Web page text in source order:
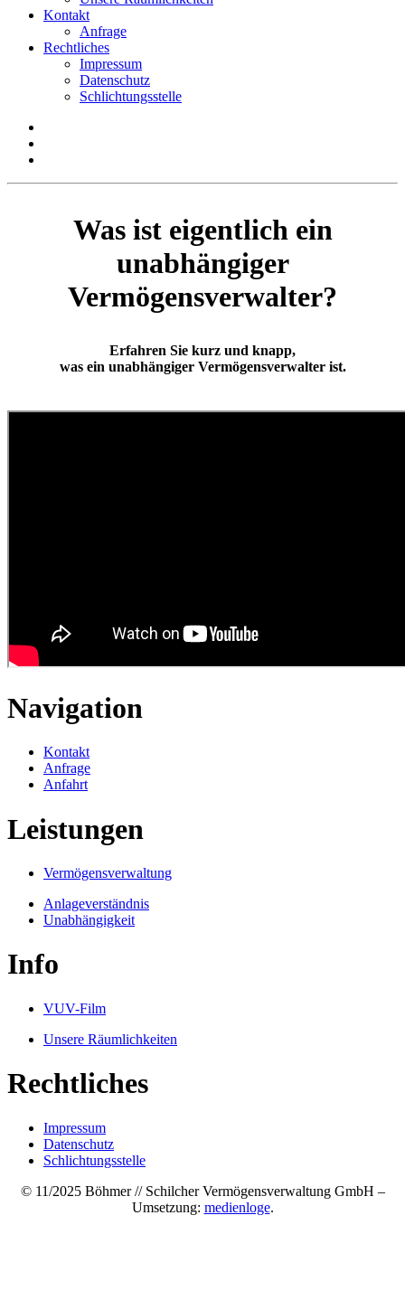
Kontakt
Anfrage
Rechtliches
Impressum
Datenschutz
Schlichtungsstelle
Was ist eigentlich ein
unabhängiger
Vermögensverwalter?
Erfahren Sie kurz und knapp,
was ein unabhängiger Vermögensverwalter ist.
Navigation
Kontakt
Anfrage
Anfahrt
Leistungen
Vermögensverwaltung
Anlageverständnis
Unabhängigkeit
Info
VUV-Film
Unsere Räumlichkeiten
Rechtliches
Impressum
Datenschutz
Schlichtungsstelle
© 11/2025 Böhmer // Schilcher Vermögensverwaltung GmbH –
Umsetzung: medienloge.